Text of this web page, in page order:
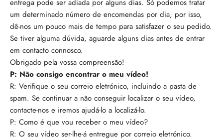
entrega pode ser adiada por alguns dias. Só podemos tratar
um determinado número de encomendas por dia, por isso,
dê-nos um pouco mais de tempo para satisfazer o seu pedido.
Se tiver alguma dúvida, aguarde alguns dias antes de entrar
em contacto connosco.
Obrigado pela vossa compreensão!
P: Não consigo encontrar o meu vídeo!
R: Verifique o seu correio eletrónico, incluindo a pasta de
spam. Se continuar a não conseguir localizar o seu vídeo,
contacte-nos e iremos ajudá-lo a localizá-lo.
P: Como é que vou receber o meu vídeo?
R: O seu vídeo ser-lhe-á entregue por correio eletrónico.